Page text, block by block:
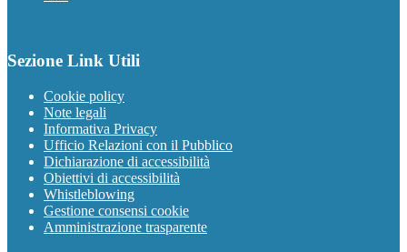
Sezione Link Utili
Cookie policy
Note legali
Informativa Privacy
Ufficio Relazioni con il Pubblico
Dichiarazione di accessibilità
Obiettivi di accessibilità
Whistleblowing
Gestione consensi cookie
Amministrazione trasparente